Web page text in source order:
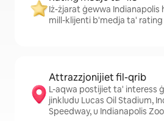
Iż-żjarat ġewwa Indianapolis
mill-klijenti b'medja ta' rating
Attrazzjonijiet fil-qrib
L-aqwa postijiet ta' interess
jinkludu Lucas Oil Stadium,
Speedway, u Indianapolis Zoo